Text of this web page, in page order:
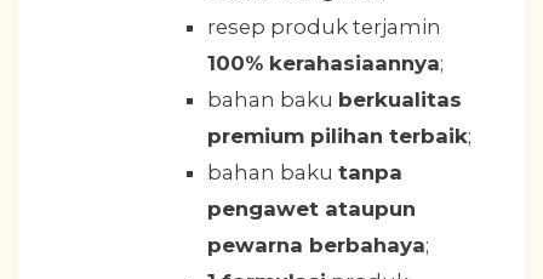
resep produk terjamin
100% kerahasiaannya;
bahan baku berkualitas
premium pilihan terbaik;
bahan baku tanpa
pengawet ataupun
pewarna berbahaya;